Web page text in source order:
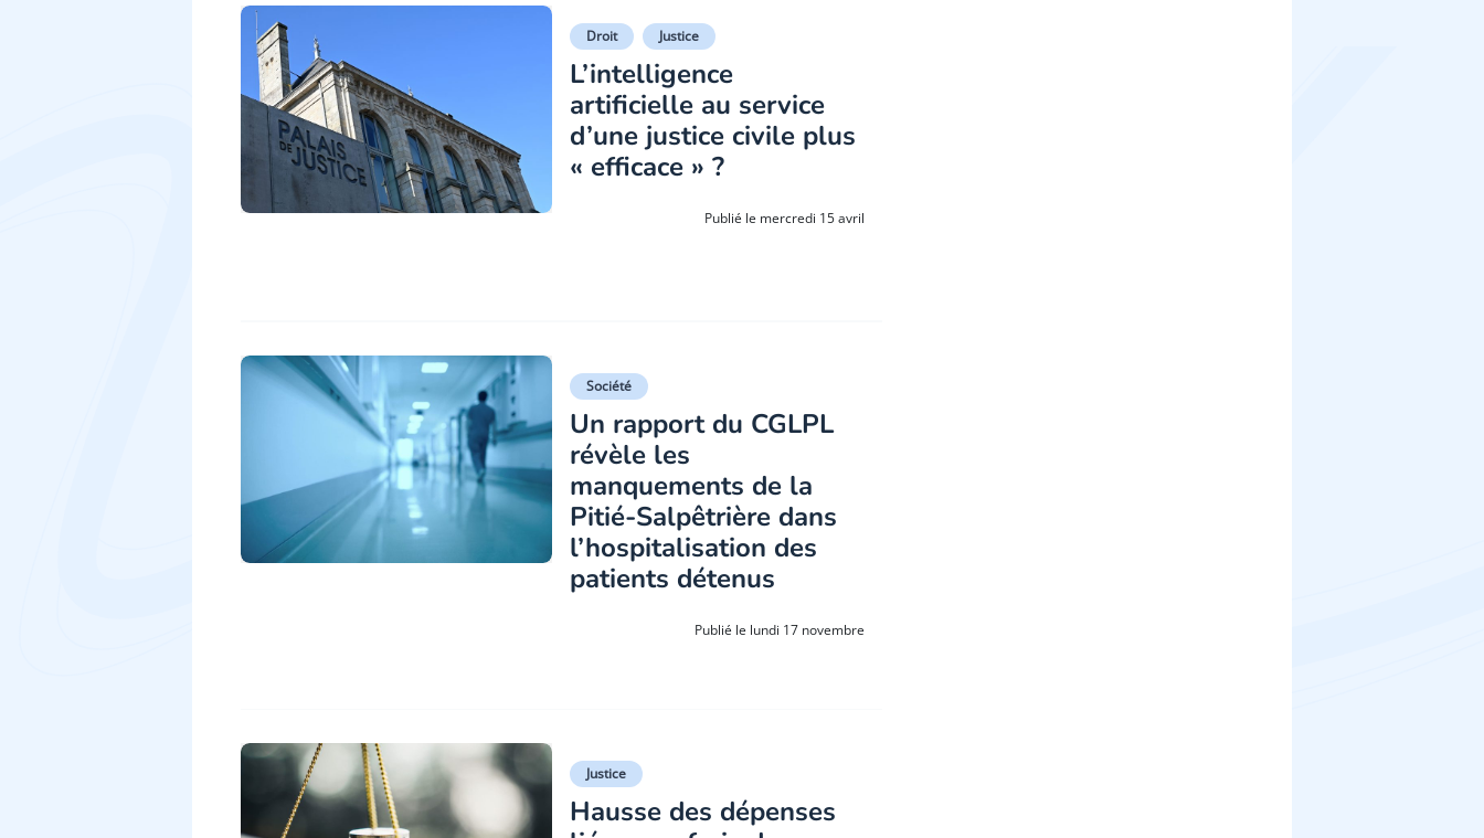
Droit Justice
L’intelligence
artificielle au service
d’une justice civile plus
« efficace » ?
Publié le mercredi 15 avril
Société
Un rapport du CGLPL
révèle les
manquements de la
Pitié-Salpêtrière dans
l’hospitalisation des
patients détenus
Publié le lundi 17 novembre
Justice
Hausse des dépenses